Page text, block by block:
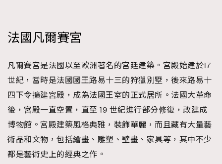
法國凡爾賽宮
凡爾賽宮是法國以至歐洲著名的宮廷建築。宮殿始建於17
世紀，當時是法國國王路易十三的狩獵別墅，後來路易十
四下令擴建宮殿，成為法國王室的正式居所。法國大革命
後，宮殿一直空置，直至 19 世紀進行部分修復，改建成
博物館。宮殿建築風格典雅，裝飾華麗，而且藏有大量藝
術品和文物，包括繪畫、雕塑、壁畫、家具等，其中不少
都是藝術史上的經典之作。